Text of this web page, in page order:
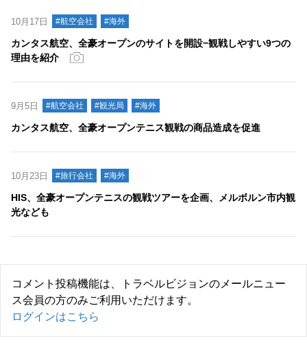
10月17日 #航空会社 #海外
カンタス航空、全豪オープンのサイトを開設−観戦しやすい9つの
理由を紹介
9月5日 #航空会社 #観光局 #海外
カンタス航空、全豪オープンテニス観戦の商品造成を促進
10月23日 #旅行会社 #海外
HIS、全豪オープンテニスの観戦ツアーを企画、メルボルン市内観
光なども
コメント投稿機能は、トラベルビジョンのメールニュー
ス会員の方のみご利用いただけます。
ログインはこちら